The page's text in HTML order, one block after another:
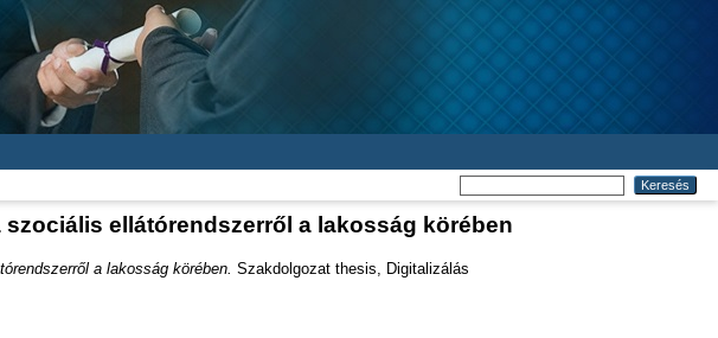
ellátórendszerről a lakosság körében
a lakosság körében. Szakdolgozat thesis, Digitalizálás